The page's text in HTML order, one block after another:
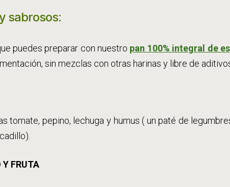
sabrosos:
puedes preparar con nuestro pan 100% integral de
sin mezclas con otras harinas y libre de
tomate, pepino, lechuga y humus ( un paté de
Y FRUTA